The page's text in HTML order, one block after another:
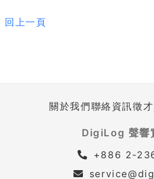
回上一頁
關於我們聯絡資訊徵
DigiLog 聲響
+886 2-